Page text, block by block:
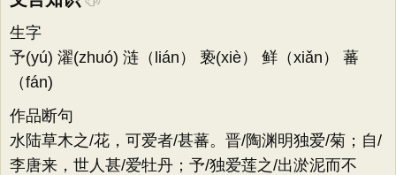
生字
予(yú) 濯(zhuó) 涟（lián） 亵(xiè） 鲜（xiǎn） 蕃
（fán)
作品断句
水陆草木之/花，可爱者/甚蕃。晋/陶渊明独爱/菊；自/
李唐来，世人甚/爱牡丹；予/独爱莲之/出淤泥而不